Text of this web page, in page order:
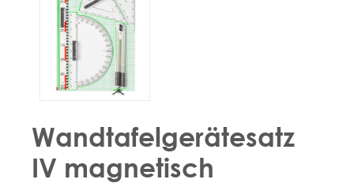
Wandtafelgerätesatz
IV magnetisch